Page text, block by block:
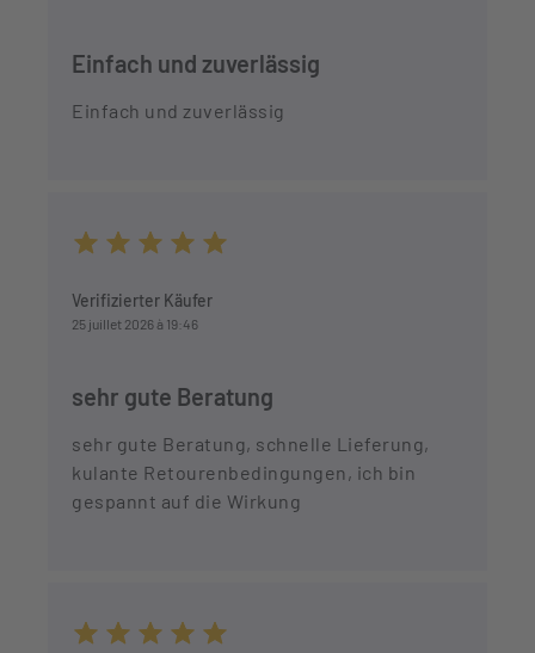
Einfach und zuverlässig
Einfach und zuverlässig
Verifizierter Käufer
25 juillet 2026 à 19:46
sehr gute Beratung
sehr gute Beratung, schnelle Lieferung,
kulante Retourenbedingungen, ich bin
gespannt auf die Wirkung